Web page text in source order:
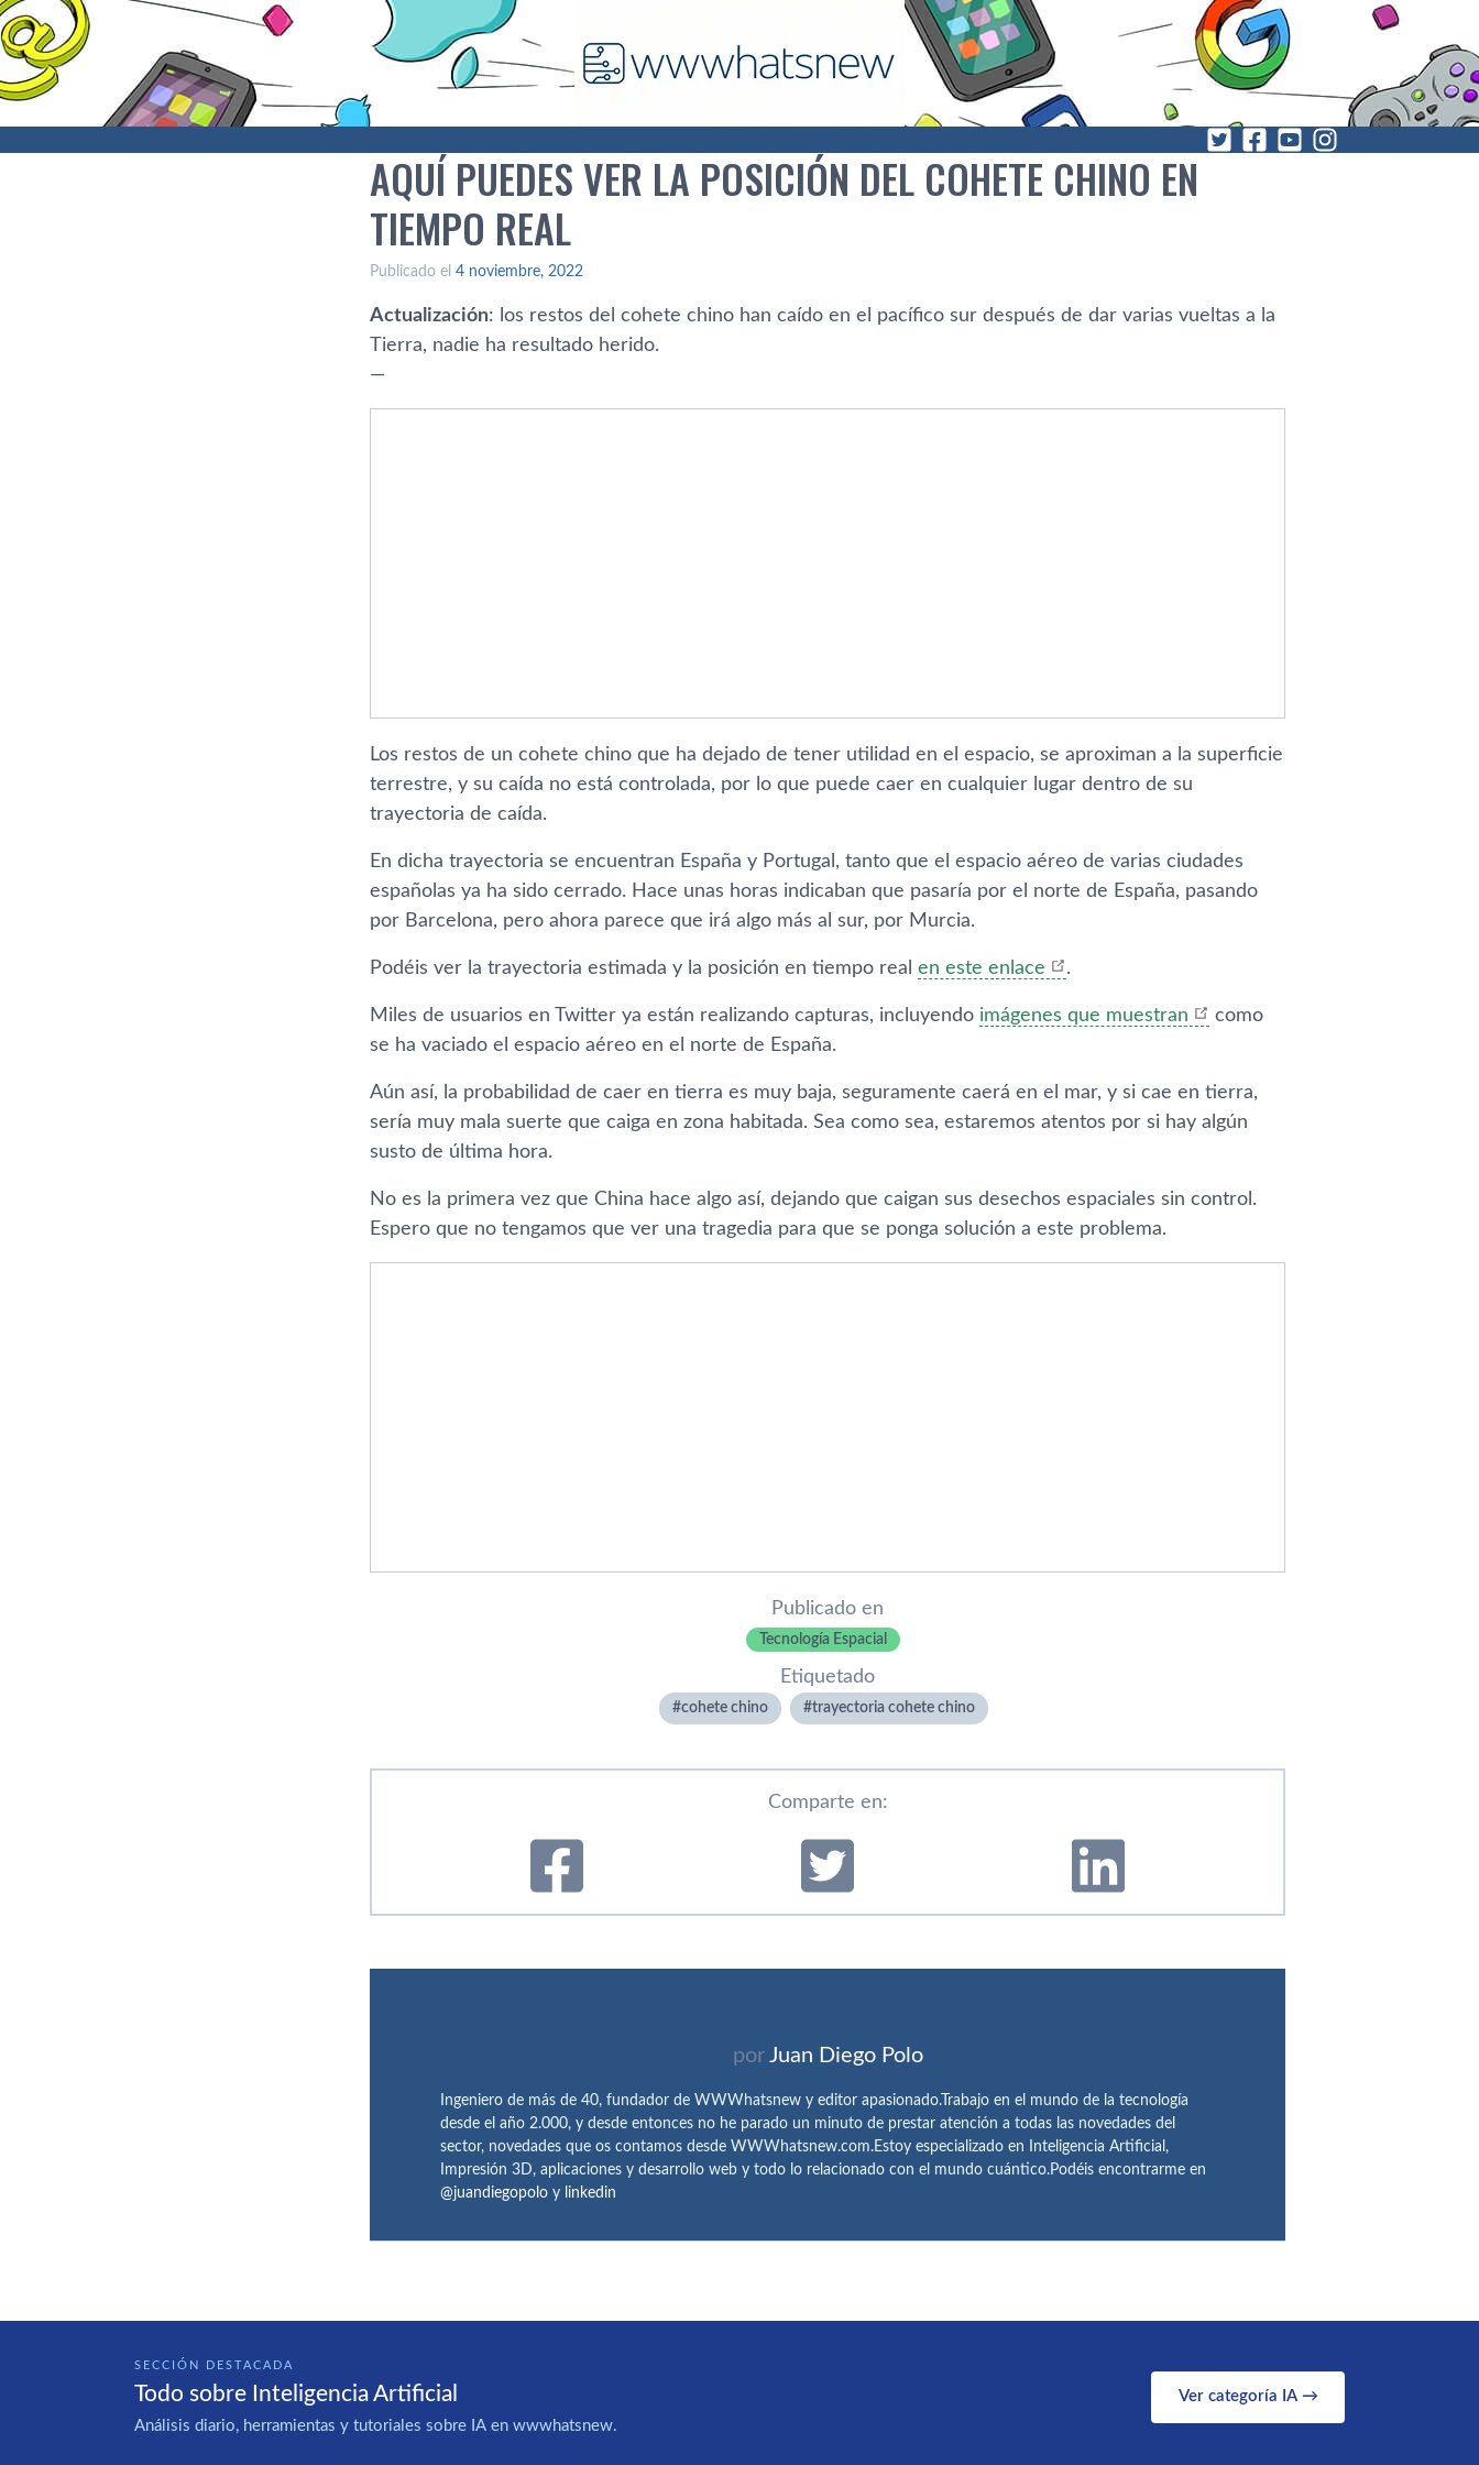
AQUÍ PUEDES VER LA POSICIÓN DEL COHETE CHINO EN
TIEMPO REAL
Publicado el 4 noviembre, 2022
Actualización: los restos del cohete chino han caído en el pacífico sur después de dar varias vueltas a la
Tierra, nadie ha resultado herido.
—
Los restos de un cohete chino que ha dejado de tener utilidad en el espacio, se aproximan a la superficie
terrestre, y su caída no está controlada, por lo que puede caer en cualquier lugar dentro de su
trayectoria de caída.
En dicha trayectoria se encuentran España y Portugal, tanto que el espacio aéreo de varias ciudades
españolas ya ha sido cerrado. Hace unas horas indicaban que pasaría por el norte de España, pasando
por Barcelona, pero ahora parece que irá algo más al sur, por Murcia.
Podéis ver la trayectoria estimada y la posición en tiempo real en este enlace .
Miles de usuarios en Twitter ya están realizando capturas, incluyendo imágenes que muestran
como
se ha vaciado el espacio aéreo en el norte de España.
Aún así, la probabilidad de caer en tierra es muy baja, seguramente caerá en el mar, y si cae en tierra,
sería muy mala suerte que caiga en zona habitada. Sea como sea, estaremos atentos por si hay algún
susto de última hora.
No es la primera vez que China hace algo así, dejando que caigan sus desechos espaciales sin control.
Espero que no tengamos que ver una tragedia para que se ponga solución a este problema.
Publicado en
Tecnología Espacial
Etiquetado
cohete chino trayectoria cohete chino
Comparte en:
por Juan Diego Polo
Ingeniero de más de 40, fundador de WWWhatsnew y editor apasionado.Trabajo en el mundo de la tecnología
desde el año 2.000, y desde entonces no he parado un minuto de prestar atención a todas las novedades del
sector, novedades que os contamos desde WWWhatsnew.com.Estoy especializado en Inteligencia Artificial,
Impresión 3D, aplicaciones y desarrollo web y todo lo relacionado con el mundo cuántico.Podéis encontrarme en
@juandiegopolo y linkedin
SECCIÓN DESTACADA
Todo sobre Inteligencia Artificial
Análisis diario, herramientas y tutoriales sobre IA en wwwhatsnew.
Ver categoría IA →